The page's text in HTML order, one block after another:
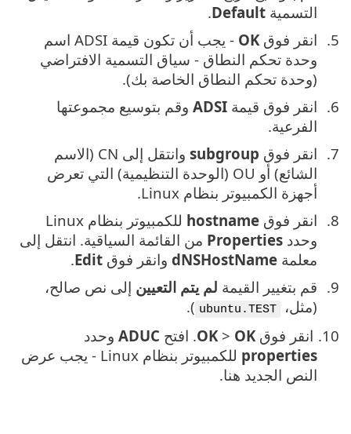
التسمية Default
.
انقر فوق OK
- يجب أن تكون قيمة ADSI اسم
وحدة تحكم النطاق - سياق التسمية الافتراضي
(وحدة تحكم النطاق الخاصة بك).
انقر فوق قيمة ADSI وقم بتوسيع مجموعتها
الفرعية.
انقر فوق subgroup
وانتقل إلى CN (الاسم
الشائع) أو OU (الوحدة التنظيمية) التي تعرض
أجهزة الكمبيوتر بنظام Linux.
انقر فوق hostname
للكمبيوتر بنظام Linux
وحدد Properties من القائمة السياقية. انتقل إلى
معلمة dNSHostName وانقر فوق Edit
.
قم بتغيير القيمة لم يتم التعيين إلى نص صالح،
(مثل،
ubuntu.TEST
).
انقر فوق
OK > OK . افتح ADUC وحدد
properties
للكمبيوتر بنظام Linux - يجب عرض
النص الجديد هنا.